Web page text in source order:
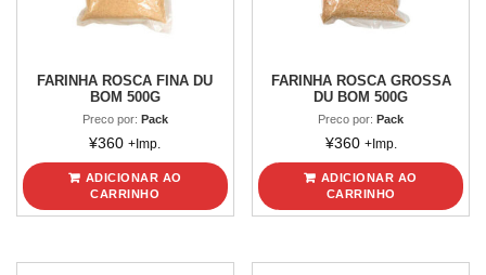
FARINHA ROSCA FINA DU
BOM 500G
Preco por: Pack
¥360 +Imp.
ADICIONAR AO
CARRINHO
FARINHA ROSCA GROSSA
DU BOM 500G
Preco por:Pack
¥360 +Imp.
ADICIONAR AO
CARRINHO